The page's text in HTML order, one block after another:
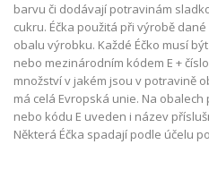
barvu či dodávají potravinám
cukru. Éčka použitá při výrobě
obalu výrobku. Každé Éčko musí
nebo mezinárodním kódem E +
množství v jakém jsou v potravině
má celá Evropská unie. Na
nebo kódu E uveden i název
Některá Éčka spadají podle účelu